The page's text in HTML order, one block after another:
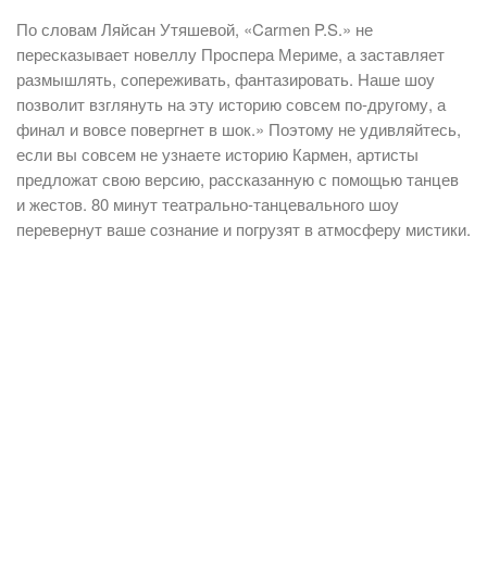
По словам Ляйсан Утяшевой, «Carmen P.S.» не
пересказывает новеллу Проспера Мериме, а заставляет
размышлять, сопереживать, фантазировать. Наше шоу
позволит взглянуть на эту историю совсем по-другому, а
финал и вовсе повергнет в шок.» Поэтому не удивляйтесь,
если вы совсем не узнаете историю Кармен, артисты
предложат свою версию, рассказанную с помощью танцев
и жестов. 80 минут театрально-танцевального шоу
перевернут ваше сознание и погрузят в атмосферу мистики.